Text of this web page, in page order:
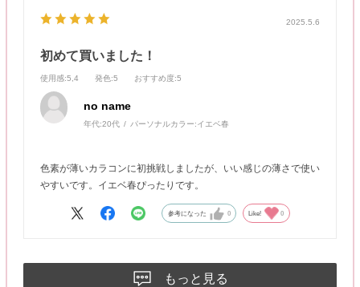
2025.5.6
初めて買いました！
使用感:5,4 発色:5 おすすめ度:5
no name
年代:20代 パーソナルカラー:イエベ春
色素が薄いカラコンに初挑戦しましたが、いい感じの薄さで使い
やすいです。イエベ春ぴったりです。
参考になった 0 Like! 0
もっと見る